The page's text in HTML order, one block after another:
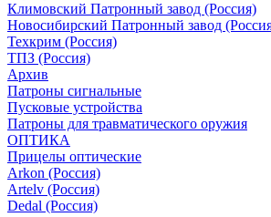
Климовский Патронный завод (Россия)
Новосибирский Патронный завод
Техкрим (Россия)
ТПЗ (Россия)
Архив
Патроны сигнальные
Пусковые устройства
Патроны для травматического оружия
ОПТИКА
Прицелы оптические
Arkon (Россия)
Artelv (Россия)
Dedal (Россия)